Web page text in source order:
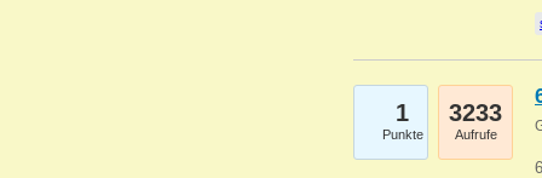
1
Punkte
3233
Aufrufe